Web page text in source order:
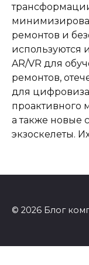
ремонтов и
используются
AR/VR для
ремонтов,
для
проактивного
а также новые
экзоскелеты.
© 2026 Блог